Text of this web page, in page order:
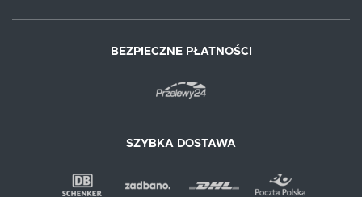
BEZPIECZNE PŁATNOŚCI
SZYBKA DOSTAWA